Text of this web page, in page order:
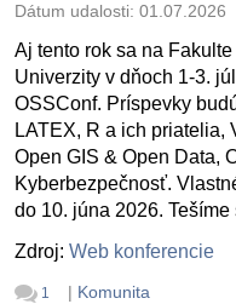
Dátum udalosti: 01.07.2026
Aj tento rok sa na
Univerzity v dňoch 1-3.
OSSConf. Príspevky
LATEX, R a ich priatelia,
Open GIS & Open Data,
Kyberbezpečnosť.
do 10. júna 2026.
Zdroj: Web konferencie
1 | Komunita